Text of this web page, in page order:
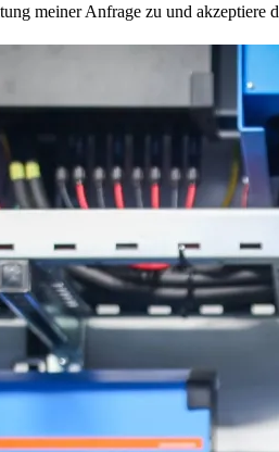
meiner Anfrage zu und akzeptiere